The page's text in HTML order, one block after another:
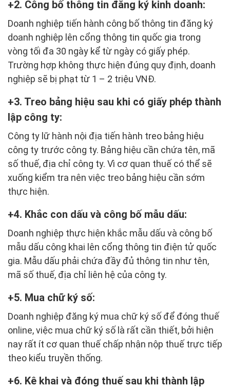
2. Công bố thông tin đăng ký kinh doanh:
Doanh nghiệp tiến hành công bố thông tin đăng ký
doanh nghiệp lên cổng thông tin quốc gia trong
vòng tối đa 30 ngày kể từ ngày có giấy phép.
Trường hợp không thực hiện đúng quy định, doanh
nghiệp sẽ bị phạt từ 1 – 2 triệu VNĐ.
3. Treo bảng hiệu sau khi có giấy phép thành
lập công ty:
Công ty lữ hành nội địa tiến hành treo bảng hiệu
công ty trước công ty. Bảng hiệu cần chứa tên, mã
số thuế, địa chỉ công ty. Vì cơ quan thuế có thể sẽ
xuống kiểm tra nên việc treo bảng hiệu cần sớm
thực hiện.
4. Khắc con dấu và công bố mẫu dấu:
Doanh nghiệp thực hiện khắc mẫu dấu và công bố
mẫu dấu công khai lên cổng thông tin điện tử quốc
gia. Mẫu dấu phải chứa đầy đủ thông tin như tên,
mã số thuế, địa chỉ liên hệ của công ty.
5. Mua chữ ký số:
Doanh nghiệp đăng ký mua chữ ký số để đóng thuế
online, việc mua chữ ký số là rất cần thiết, bởi hiện
nay rất ít cơ quan thuế chấp nhận nộp thuế trực tiếp
theo kiểu truyền thống.
6. Kê khai và đóng thuế sau khi thành lập